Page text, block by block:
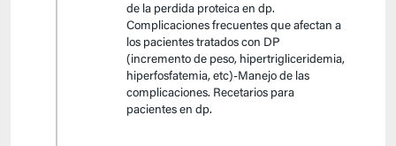
de la perdida proteica en dp.
Complicaciones frecuentes que afectan a
los pacientes tratados con DP
(incremento de peso, hipertrigliceridemia,
hiperfosfatemia, etc)-Manejo de las
complicaciones. Recetarios para
pacientes en dp.